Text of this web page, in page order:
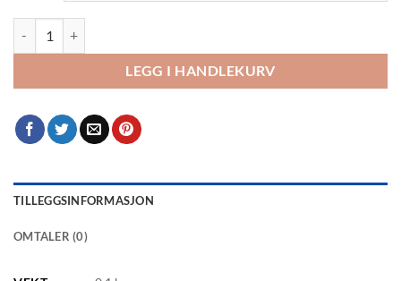
LEGG I HANDLEKURV
TILLEGGSINFORMASJON
OMTALER (0)